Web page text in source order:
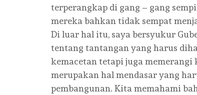
terperangkap di gang – gang
mereka bahkan tidak sempat
Di luar hal itu, saya bersyukur
tentang tantangan yang harus
kemacetan tetapi juga
merupakan hal mendasar yang
pembangunan. Kita memahami